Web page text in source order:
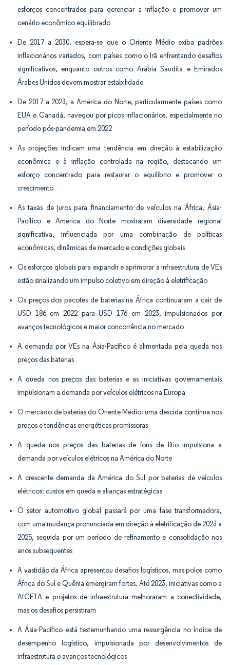
esforços concentrados para gerenciar a inflação e promover um
cenário econômico equilibrado
De 2017 a 2030, espera-se que o Oriente Médio exiba padrões
inflacionários variados, com países como o Irã enfrentando desafios
significativos, enquanto outros como Arábia Saudita e Emirados
Árabes Unidos devem mostrar estabilidade
De 2017 a 2023, a América do Norte, particularmente países como
EUA e Canadá, navegou por picos inflacionários, especialmente no
período pós-pandemia em 2022
As projeções indicam uma tendência em direção à estabilização
econômica e à inflação controlada na região, destacando um
esforço concentrado para restaurar o equilíbrio e promover o
crescimento
As taxas de juros para financiamento de veículos na África, Ásia-
Pacífico e América do Norte mostraram diversidade regional
significativa, influenciada por uma combinação de políticas
econômicas, dinâmicas de mercado e condições globais
Os esforços globais para expandir e aprimorar a infraestrutura de VEs
estão sinalizando um impulso coletivo em direção à eletrificação
Os preços dos pacotes de baterias na África continuaram a cair de
USD 186 em 2022 para USD 176 em 2023, impulsionados por
avanços tecnológicos e maior concorrência no mercado
A demanda por VEs na Ásia-Pacífico é alimentada pela queda nos
preços das baterias
A queda nos preços das baterias e as iniciativas governamentais
impulsionam a demanda por veículos elétricos na Europa
O mercado de baterias do Oriente Médio: uma descida contínua nos
preços e tendências energéticas promissoras
A queda nos preços das baterias de íons de lítio impulsiona a
demanda por veículos elétricos na América do Norte
A crescente demanda da América do Sul por baterias de veículos
elétricos: custos em queda e alianças estratégicas
O setor automotivo global passará por uma fase transformadora,
com uma mudança pronunciada em direção à eletrificação de 2023 a
2025, seguida por um período de refinamento e consolidação nos
anos subsequentes
A vastidão da África apresentou desafios logísticos, mas polos como
África do Sul e Quênia emergiram fortes. Até 2023, iniciativas como a
AfCFTA e projetos de infraestrutura melhoraram a conectividade,
mas os desafios persistiram
A Ásia-Pacífico está testemunhando uma ressurgência no índice de
desempenho logístico, impulsionada por desenvolvimentos de
infraestrutura e avanços tecnológicos